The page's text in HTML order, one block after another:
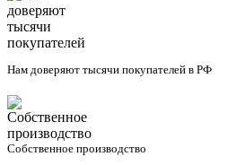
Нам доверяют тысячи покупателей в РФ
Собственное производство